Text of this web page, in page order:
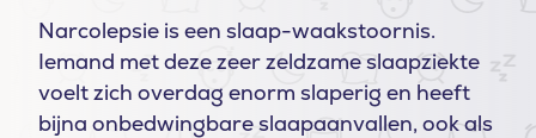
Narcolepsie is een slaap-waakstoornis.
Iemand met deze zeer zeldzame slaapziekte
voelt zich overdag enorm slaperig en heeft
bijna onbedwingbare slaapaanvallen, ook als